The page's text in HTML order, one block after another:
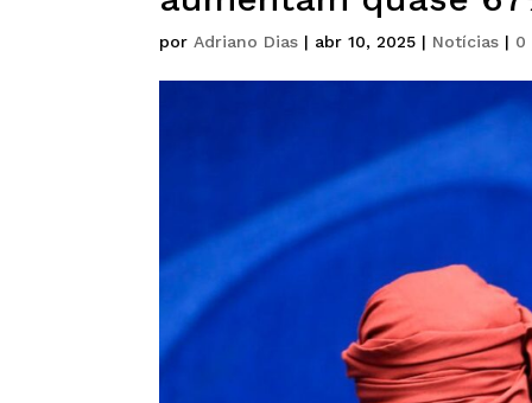
por Adriano Dias | abr 10, 2025 | Notícias | 0